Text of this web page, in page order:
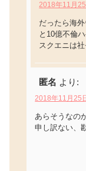
2018年11月
だったら海
と10億不倫
スクエニは
匿名 より:
2018年11月25
あらそうなの
申し訳ない、